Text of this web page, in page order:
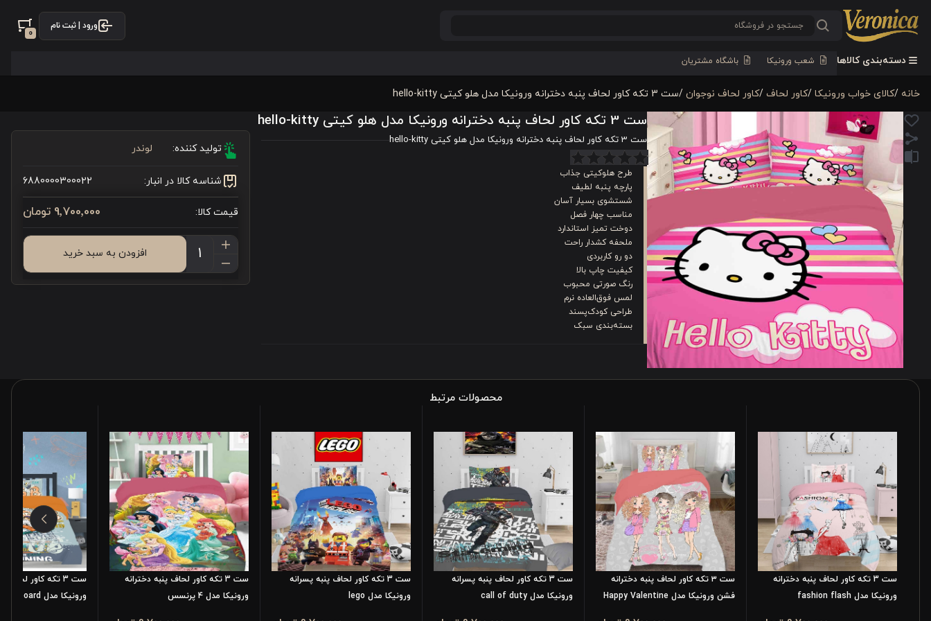
ورود | ثبت نام
0
دسته‌بندی کالاها شعب ورونیکا باشگاه مشتریان
خانه /کالای خواب ورونیکا /کاور لحاف /کاور لحاف نوجوان /ست 3 تکه کاور لحاف پنبه دخترانه ورونیکا مدل هلو کیتی hello-kitty
ست 3 تکه کاور لحاف پنبه دخترانه ورونیکا مدل هلو کیتی hello-kitty
ست 3 تکه کاور لحاف پنبه دخترانه ورونیکا مدل هلو کیتی hello-kitty
طرح هلوکیتی جذاب
پارچه پنبه لطیف
شستشوی بسیار آسان
مناسب چهار فصل
دوخت تمیز استاندارد
ملحفه کشدار راحت
دو رو کاربردی
کیفیت چاپ بالا
رنگ صورتی محبوب
لمس فوق‌العاده نرم
طراحی کودک‌پسند
بسته‌بندی سبک
تولید کننده: لوندر
شناسه کالا در انبار: 6880000300022
قیمت کالا: 9٬700٬000 تومان
افزودن به سبد خرید
محصولات مرتبط
ست 3 تکه کاور لحاف پنبه دخترانه
ورونیکا مدل fashion flash
ست ۳ تکه کاور لحاف پنبه دخترانه
فشن ورونیکا مدل Happy Valentine
ست 3 تکه کاور لحاف پنبه پسرانه
ورونیکا مدل call of duty
ست 3 تکه کاور لحاف پنبه پسرانه
ورونیکا مدل lego
ست 3 تکه کاور لحاف پنبه دخترانه
ورونیکا مدل 4 پرنسس
ست 3 تکه کاور لحاف
ورونیکا مدل snowboard